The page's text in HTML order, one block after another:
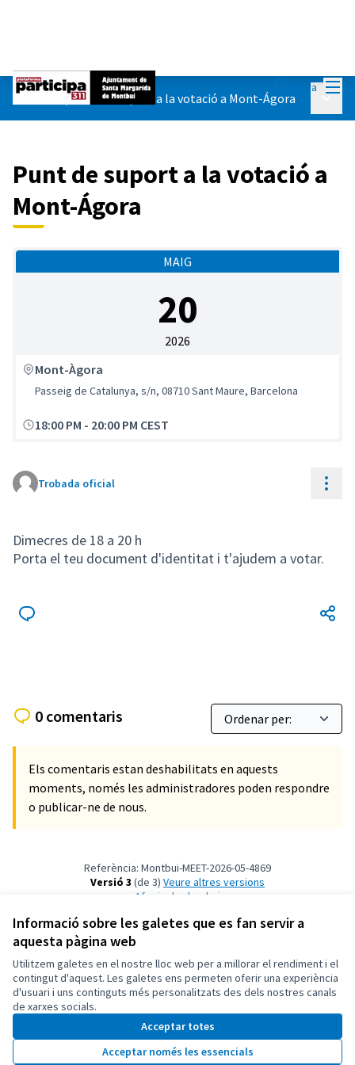
Informació sobre les galetes que es fan servir a
aquesta pàgina web
Utilitzem galetes en el nostre lloc web per a millorar el rendiment i el
contingut d'aquest. Les galetes ens permeten oferir una experiència
d'usuari i uns continguts més personalitzats des dels nostres canals
de xarxes socials.
Acceptar totes
Acceptar només les essencials
Entra
Trobades /Punt de suport a la votació a Mont-Ágora
Punt de suport a la votació a
Mont-Ágora
MAIG
20
2026
Mont-Àgora
Passeig de Catalunya, s/n, 08710 Sant Maure, Barcelona
18:00 PM - 20:00 PM CEST
Trobada oficial
Dimecres de 18 a 20 h
Porta el teu document d'identitat i t'ajudem a votar.
0 comentaris
Els comentaris estan deshabilitats en aquests
moments, només les administradores poden respondre
o publicar-ne de nous.
Referència: Montbui-MEET-2026-05-4869
Versió 3 (de 3)
veure altres versions
Afegir al calendari
Termes i condicions d'ús
Configuració de les galetes
Ajuntament de Santa Margarida de Montbui a X
(Enllaç extern)
Ajuntament de Santa Margarida de Montbui a Facebook
(Enllaç extern)
Ajuntament de Santa Margarida de Montbui a Instagram
(Enllaç extern)
Ajuntament de Santa Margarida de Montbui a YouTube
(Enllaç extern)
Triar la llenguaElegir el idioma